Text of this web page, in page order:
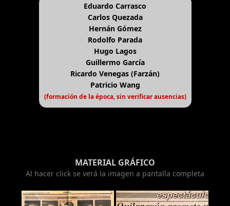
Eduardo Carrasco
Carlos Quezada
Hernán Gómez
Rodolfo Parada
Hugo Lagos
Guillermo García
Ricardo Venegas (Farzán)
Patricio Wang
(formación de la época, sin verificar ausencias)
MATERIAL GRÁFICO
Al hacer click se verá la imagen a pantalla completa